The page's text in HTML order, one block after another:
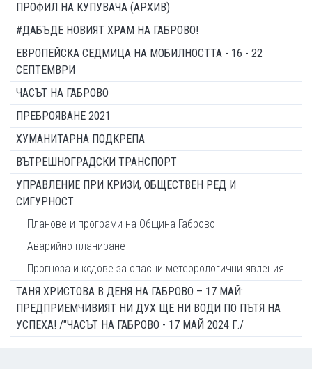
ПРОФИЛ НА КУПУВАЧА (АРХИВ)
#ДАБЪДЕ НОВИЯТ ХРАМ НА ГАБРОВО!
ЕВРОПЕЙСКА СЕДМИЦА НА МОБИЛНОСТТА - 16 - 22
СЕПТЕМВРИ
ЧАСЪТ НА ГАБРОВО
ПРЕБРОЯВАНЕ 2021
ХУМАНИТАРНА ПОДКРЕПА
ВЪТРЕШНОГРАДСКИ ТРАНСПОРТ
УПРАВЛЕНИЕ ПРИ КРИЗИ, ОБЩЕСТВЕН РЕД И
СИГУРНОСТ
Планове и програми на Община Габрово
Аварийно планиране
Прогноза и кодове за опасни метеорологични явления
ТАНЯ ХРИСТОВА В ДЕНЯ НА ГАБРОВО – 17 МАЙ:
ПРЕДПРИЕМЧИВИЯТ НИ ДУХ ЩЕ НИ ВОДИ ПО ПЪТЯ НА
УСПЕХА! /"ЧАСЪТ НА ГАБРОВО - 17 МАЙ 2024 Г./